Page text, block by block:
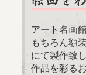
アート名画
もちろん額
にて製作致
作品を彩る